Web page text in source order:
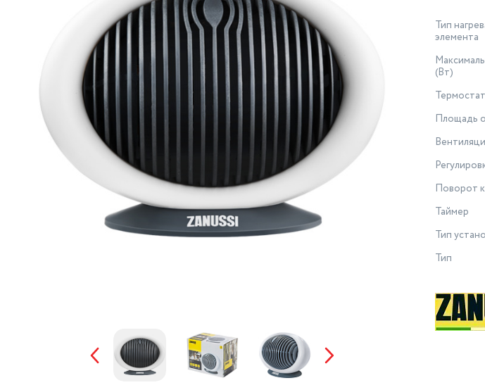
Тип
элемента
(Вт)
Термостат
Площадь
Поворот
Таймер
Тип
Тип